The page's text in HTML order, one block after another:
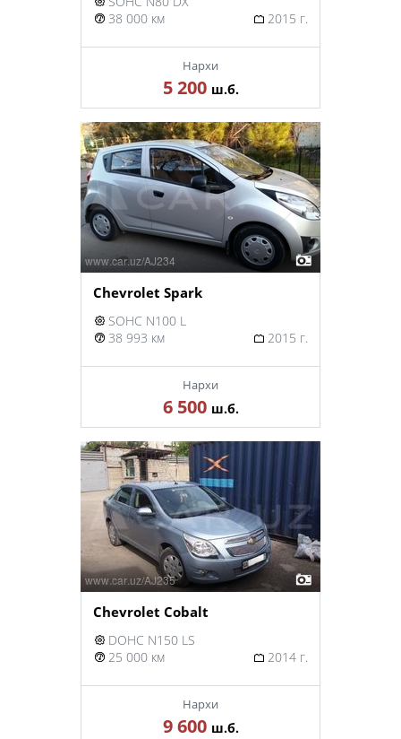
38 000 км
2015 г.
Нархи
5 200 ш.б.
Chevrolet Spark
SOHC N100 L
38 993 км
2015 г.
Нархи
6 500 ш.б.
Chevrolet Cobalt
DOHC N150 LS
25 000 км
2014 г.
Нархи
9 600 ш.б.